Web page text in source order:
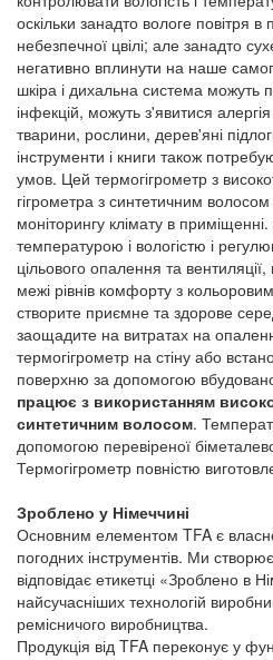
оскільки занадто вологе повітря
небезпечної цвілі; але занадто
негативно вплинути на наше
шкіра і дихальна система можуть
інфекцій, можуть з'явитися
тварини, рослини, дерев'яні
інструменти і книги також
умов. Цей термогігрометр з
гігрометра з синтетичним
моніторингу клімату в
температурою і вологістю і
цільового опалення та
межі рівнів комфорту з
створите приємне та здорове
заощадите на витратах на
термогігрометр на стіну або
поверхню за допомогою
працює з використанням
синтетичним волосом.
допомогою перевіреної
Термогігрометр повністю
Зроблено у Німеччині
Основним елементом TFA є
погодних інструментів. Ми
відповідає етикетці «Зроблено в
найсучасніших технологій
ремісничого виробництва.
Продукція від TFA переконує у